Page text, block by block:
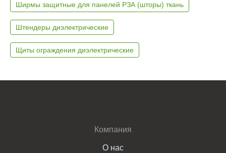
Ширмы защитные для панелей РЗА (шторы) ткань
Штендеры диэлектрические
Щиты ограждения диэлектрические
Компания
О нас